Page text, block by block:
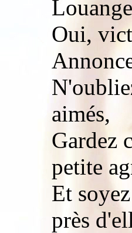
Oui,
aimés,
Gardez
petite
Et
près